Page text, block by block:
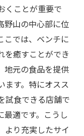
くことが重要で
野山の中心部に位
こでは、ベンチに
を癒すことができ
地元の食品を提供
ます。特にオスス
試食できる店舗で
最適です。こうし
より充実したサイ